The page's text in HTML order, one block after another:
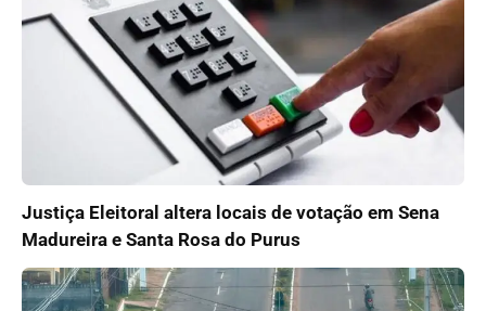
Justiça Eleitoral altera locais de votação em Sena
Madureira e Santa Rosa do Purus